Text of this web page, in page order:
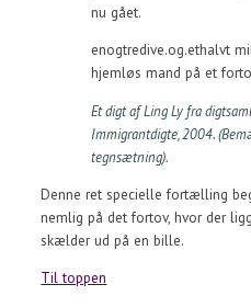
nu gået.
enogtredive.og.ethalvt
hjemløs mand på et
Et digt af Ling Ly fra
Immigrantdigte, 2004.
tegnsætning).
Denne ret specielle fortælling
nemlig på det fortov, hvor der
skælder ud på en bille.
Til toppen